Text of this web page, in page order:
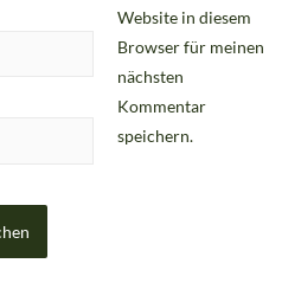
Website in diesem
Browser für meinen
nächsten
Kommentar
speichern.